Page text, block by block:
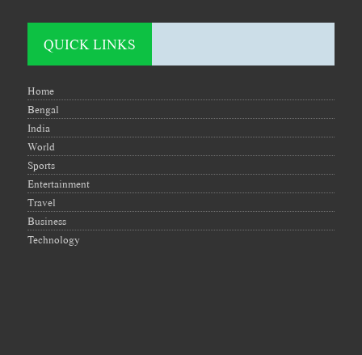
QUICK LINKS
Home
Bengal
India
World
Sports
Entertainment
Travel
Business
Technology